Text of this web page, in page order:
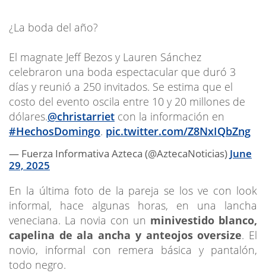
¿La boda del año?
El magnate Jeff Bezos y Lauren Sánchez
celebraron una boda espectacular que duró 3
días y reunió a 250 invitados. Se estima que el
costo del evento oscila entre 10 y 20 millones de
dólares.@christarriet con la información en
#HechosDomingo. pic.twitter.com/Z8NxIQbZng
— Fuerza Informativa Azteca (@AztecaNoticias) June
29, 2025
En la última foto de la pareja se los ve con look
informal, hace algunas horas, en una lancha
veneciana. La novia con un minivestido blanco,
capelina de ala ancha y anteojos oversize. El
novio, informal con remera básica y pantalón,
todo negro.